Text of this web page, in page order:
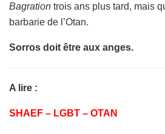
Bagration trois ans plus tard, mais
barbarie de l’Otan.
Sorros doit être aux anges.
A lire :
SHAEF – LGBT – OTAN